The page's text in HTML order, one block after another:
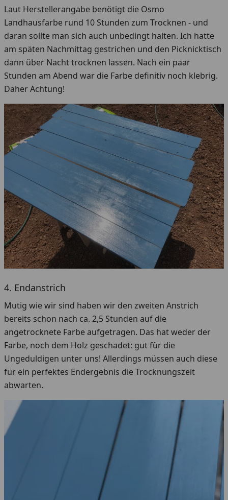
Laut Herstellerangabe benötigt die Osmo
Landhausfarbe rund 10 Stunden zum Trocknen - und
daran sollte man sich auch unbedingt halten. Ich hatte
am späten Nachmittag gestrichen und den Picknicktisch
dann über Nacht trocknen lassen. Nach ein paar
Stunden am Abend war die Farbe definitiv noch klebrig.
Daher Achtung!
4. Endanstrich
Mutig wie wir sind haben wir den zweiten Anstrich
bereits schon nach ca. 2,5 Stunden auf die
angetrocknete Farbe aufgetragen. Das hat weder der
Farbe, noch dem Holz geschadet: gut für die
Ungeduldigen unter uns! Allerdings müssen auch diese
für ein perfektes Endergebnis die Trocknungszeit
abwarten.